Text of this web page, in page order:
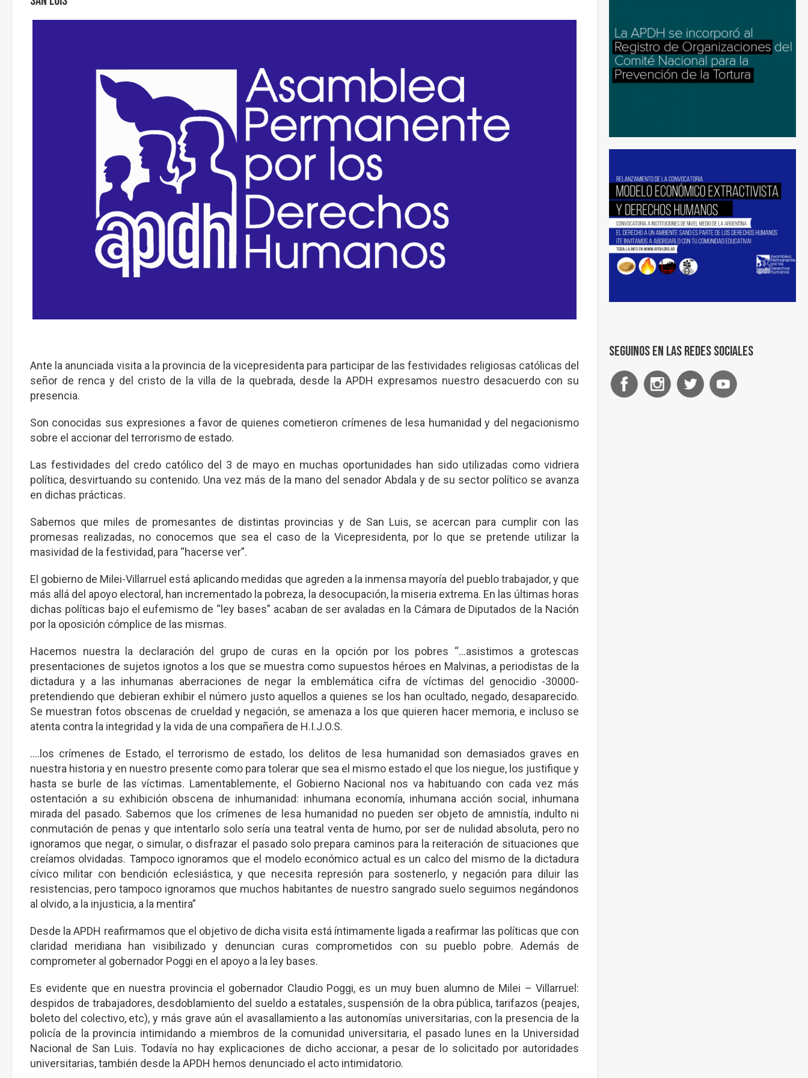
Ante la anunciada visita a la provincia de la vicepresidenta para participar de las festividades religiosas católicas del
señor de renca y del cristo de la villa de la quebrada, desde la APDH expresamos nuestro desacuerdo con su
presencia.
Son conocidas sus expresiones a favor de quienes cometieron crímenes de lesa humanidad y del negacionismo
sobre el accionar del terrorismo de estado.
Las festividades del credo católico del 3 de mayo en muchas oportunidades han sido utilizadas como vidriera
política, desvirtuando su contenido. Una vez más de la mano del senador Abdala y de su sector político se avanza
en dichas prácticas.
Sabemos que miles de promesantes de distintas provincias y de San Luis, se acercan para cumplir con las
promesas realizadas, no conocemos que sea el caso de la Vicepresidenta, por lo que se pretende utilizar la
masividad de la festividad, para “hacerse ver”.
El gobierno de Milei-Villarruel está aplicando medidas que agreden a la inmensa mayoría del pueblo trabajador, y que
más allá del apoyo electoral, han incrementado la pobreza, la desocupación, la miseria extrema. En las últimas horas
dichas políticas bajo el eufemismo de “ley bases” acaban de ser avaladas en la Cámara de Diputados de la Nación
por la oposición cómplice de las mismas.
Hacemos nuestra la declaración del grupo de curas en la opción por los pobres “…asistimos a grotescas
presentaciones de sujetos ignotos a los que se muestra como supuestos héroes en Malvinas, a periodistas de la
dictadura y a las inhumanas aberraciones de negar la emblemática cifra de víctimas del genocidio -30000-
pretendiendo que debieran exhibir el número justo aquellos a quienes se los han ocultado, negado, desaparecido.
Se muestran fotos obscenas de crueldad y negación, se amenaza a los que quieren hacer memoria, e incluso se
atenta contra la integridad y la vida de una compañera de H.I.J.O.S.
….los crímenes de Estado, el terrorismo de estado, los delitos de lesa humanidad son demasiados graves en
nuestra historia y en nuestro presente como para tolerar que sea el mismo estado el que los niegue, los justifique y
hasta se burle de las víctimas. Lamentablemente, el Gobierno Nacional nos va habituando con cada vez más
ostentación a su exhibición obscena de inhumanidad: inhumana economía, inhumana acción social, inhumana
mirada del pasado. Sabemos que los crímenes de lesa humanidad no pueden ser objeto de amnistía, indulto ni
conmutación de penas y que intentarlo solo sería una teatral venta de humo, por ser de nulidad absoluta, pero no
ignoramos que negar, o simular, o disfrazar el pasado solo prepara caminos para la reiteración de situaciones que
creíamos olvidadas. Tampoco ignoramos que el modelo económico actual es un calco del mismo de la dictadura
cívico militar con bendición eclesiástica, y que necesita represión para sostenerlo, y negación para diluir las
resistencias, pero tampoco ignoramos que muchos habitantes de nuestro sangrado suelo seguimos negándonos
al olvido, a la injusticia, a la mentira”
Desde la APDH reafirmamos que el objetivo de dicha visita está íntimamente ligada a reafirmar las políticas que con
claridad meridiana han visibilizado y denuncian curas comprometidos con su pueblo pobre. Además de
comprometer al gobernador Poggi en el apoyo a la ley bases.
Es evidente que en nuestra provincia el gobernador Claudio Poggi, es un muy buen alumno de Milei – Villarruel:
despidos de trabajadores, desdoblamiento del sueldo a estatales, suspensión de la obra pública, tarifazos (peajes,
boleto del colectivo, etc), y más grave aún el avasallamiento a las autonomías universitarias, con la presencia de la
policía de la provincia intimidando a miembros de la comunidad universitaria, el pasado lunes en la Universidad
Nacional de San Luis. Todavía no hay explicaciones de dicho accionar, a pesar de lo solicitado por autoridades
universitarias, también desde la APDH hemos denunciado el acto intimidatorio.
Seguinos en las redes sociales